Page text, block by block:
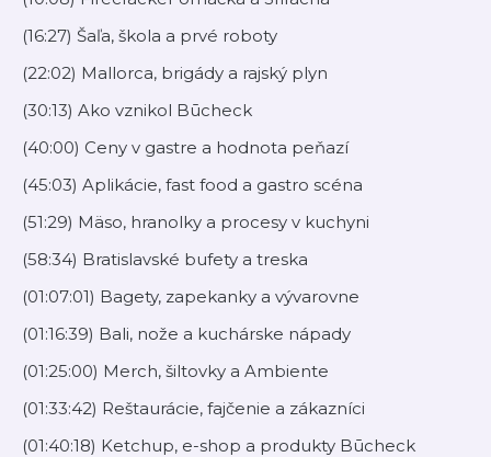
(16:27) Šaľa, škola a prvé roboty
(22:02) Mallorca, brigády a rajský plyn
(30:13) Ako vznikol Būcheck
(40:00) Ceny v gastre a hodnota peňazí
(45:03) Aplikácie, fast food a gastro scéna
(51:29) Mäso, hranolky a procesy v kuchyni
(58:34) Bratislavské bufety a treska
(01:07:01) Bagety, zapekanky a vývarovne
(01:16:39) Bali, nože a kuchárske nápady
(01:25:00) Merch, šiltovky a Ambiente
(01:33:42) Reštaurácie, fajčenie a zákazníci
(01:40:18) Ketchup, e-shop a produkty Būcheck